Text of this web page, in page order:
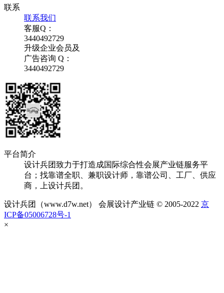
联系
联系我们
客服Q：
3440492729
升级企业会员及
广告咨询 Q：
3440492729
平台简介
设计兵团致力于打造成国际综合性会展产业链服务平
台；找靠谱全职、兼职设计师，靠谱公司、工厂、供应
商，上设计兵团。
设计兵团（www.d7w.net） 会展设计产业链 © 2005-2022 京
ICP备05006728号-1
×